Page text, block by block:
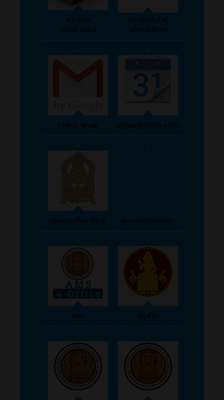
แจ้งซ่อม
คอมพิวเตอร์
กองทุนเงินให้กู้
เพื่อการศึกษา
--------------------
-
-------------------
-
Check email
ปฏิทินปฏิบัติงาน ATCC
--------------------
-
-------------------
-
กระทรวงศึกษาธิการ
พระนครศรีอยุธยา
--------------------
-
-------------------
-
สอศ.
คุรุสภา
--------------------
-
-------------------
-